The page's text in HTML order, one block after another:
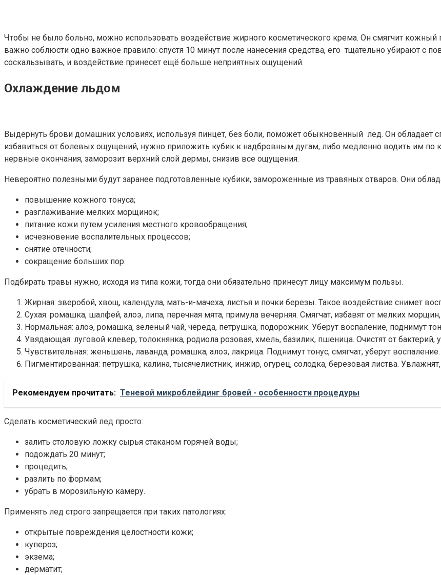
Чтобы не было больно, можно использовать воздействие жирного косметического крема. Он смягчит кожный
важно соблюсти одно важное правило: спустя 10 минут после нанесения средства, его тщательно убирают с
соскальзывать, и воздействие принесет ещё больше неприятных ощущений.
Охлаждение льдом
Выдернуть брови домашних условиях, используя пинцет, без боли, поможет обыкновенный лед. Он обладает
избавиться от болевых ощущений, нужно приложить кубик к надбровным дугам, либо медленно водить им по
нервные окончания, заморозит верхний слой дермы, снизив все ощущения.
Невероятно полезными будут заранее подготовленные кубики, замороженные из травяных отваров. Они
повышение кожного тонуса;
разглаживание мелких морщинок;
питание кожи путем усиления местного кровообращения;
исчезновение воспалительных процессов;
снятие отечности;
сокращение больших пор.
Подбирать травы нужно, исходя из типа кожи, тогда они обязательно принесут лицу максимум пользы.
Жирная: зверобой, хвощ, календула, мать-и-мачеха, листья и почки березы. Такое воздействие снимет
Сухая: ромашка, шалфей, алоэ, липа, перечная мята, примула вечерняя. Смягчат, избавят от мелких
Нормальная: алоэ, ромашка, зеленый чай, череда, петрушка, подорожник. Уберут воспаление, поднимут
Увядающая: луговой клевер, толокнянка, родиола розовая, хмель, базилик, пшеница. Очистят от бактерий,
Чувствительная: женьшень, лаванда, ромашка, алоэ, лакрица. Поднимут тонус, смягчат, уберут воспаление.
Пигментированная: петрушка, калина, тысячелистник, инжир, огурец, солодка, березовая листва.
Рекомендуем прочитать: Теневой микроблейдинг бровей - особенности процедуры
Сделать косметический лед просто:
залить столовую ложку сырья стаканом горячей воды;
подождать 20 минут;
процедить;
разлить по формам;
убрать в морозильную камеру.
Применять лед строго запрещается при таких патологиях:
открытые повреждения целостности кожи;
купероз;
экзема;
дерматит;